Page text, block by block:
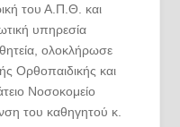
του Α.Π.Θ. και
υπηρεσία
ολοκλήρωσε
Ορθοπαιδικής και
Νοσοκομείο
του καθηγητού κ.